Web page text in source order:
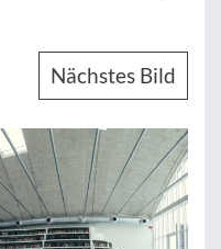
Nächstes Bild